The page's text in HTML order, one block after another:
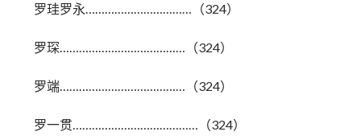
罗珪罗永……………………………（324）
罗琛…………………………………（324）
罗端…………………………………（324）
罗一贯…………………………………（324）